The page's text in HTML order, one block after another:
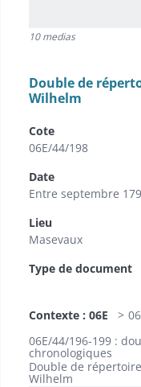
10 medias
Double de
Wilhelm
Cote
06E/44/198
Date
Entre septembre
Lieu
Masevaux
Type de document
Contexte : 06E
06E/44/196-199 :
chronologiques
Double de
Wilhelm